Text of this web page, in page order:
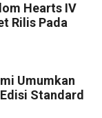
Hearts IV
Rilis Pada
Umumkan
Standard